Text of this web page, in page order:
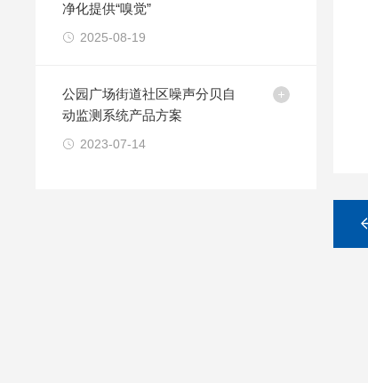
净化提供“嗅觉”
2025-08-19
公园广场街道社区噪声分贝自
动监测系统产品方案
2023-07-14